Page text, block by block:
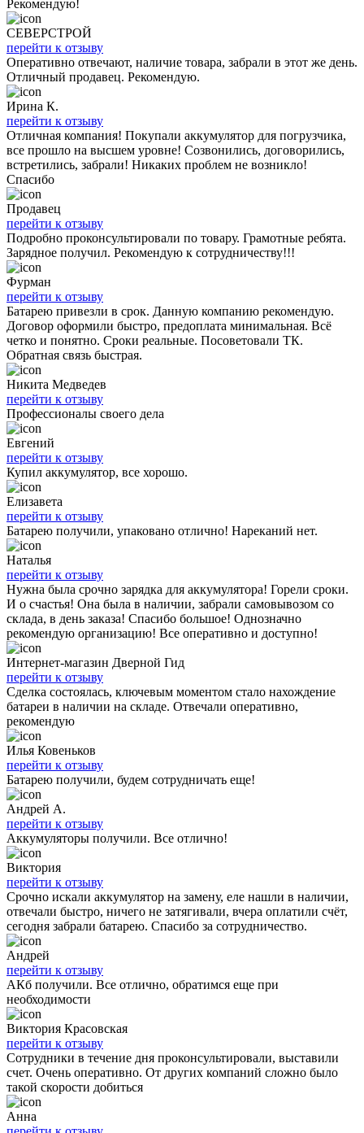
Рекомендую!
СЕВЕРСТРОЙ
перейти к отзыву
Оперативно отвечают, наличие товара, забрали в этот же день.
Отличный продавец. Рекомендую.
Ирина К.
перейти к отзыву
Отличная компания! Покупали аккумулятор для погрузчика,
все прошло на высшем уровне! Созвонились, договорились,
встретились, забрали! Никаких проблем не возникло!
Спасибо
Продавец
перейти к отзыву
Подробно проконсультировали по товару. Грамотные ребята.
Зарядное получил. Рекомендую к сотрудничеству!!!
Фурман
перейти к отзыву
Батарею привезли в срок. Данную компанию рекомендую.
Договор оформили быстро, предоплата минимальная. Всё
четко и понятно. Сроки реальные. Посоветовали ТК.
Обратная связь быстрая.
Никита Медведев
перейти к отзыву
Профессионалы своего дела
Евгений
перейти к отзыву
Купил аккумулятор, все хорошо.
Елизавета
перейти к отзыву
Батарею получили, упаковано отлично! Нареканий нет.
Наталья
перейти к отзыву
Нужна была срочно зарядка для аккумулятора! Горели сроки.
И о счастья! Она была в наличии, забрали самовывозом со
склада, в день заказа! Спасибо большое! Однозначно
рекомендую организацию! Все оперативно и доступно!
Интернет-магазин Дверной Гид
перейти к отзыву
Сделка состоялась, ключевым моментом стало нахождение
батареи в наличии на складе. Отвечали оперативно,
рекомендую
Илья Ковеньков
перейти к отзыву
Батарею получили, будем сотрудничать еще!
Андрей А.
перейти к отзыву
Аккумуляторы получили. Все отлично!
Виктория
перейти к отзыву
Срочно искали аккумулятор на замену, еле нашли в наличии,
отвечали быстро, ничего не затягивали, вчера оплатили счёт,
сегодня забрали батарею. Спасибо за сотрудничество.
Андрей
перейти к отзыву
АКб получили. Все отлично, обратимся еще при
необходимости
Виктория Красовская
перейти к отзыву
Сотрудники в течение дня проконсультировали, выставили
счет. Очень оперативно. От других компаний сложно было
такой скорости добиться
Анна